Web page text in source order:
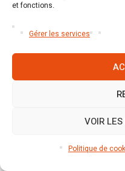
et fonctions.
Gérer les services
VOIR
Politique de
vérité et justice sociale
À l’heure ou nous
n’avons pas recueilli
par Henri. Yoyotte